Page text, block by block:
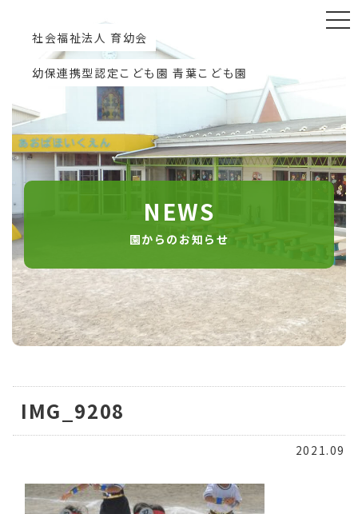
社会福祉法人 育幼会
幼保連携型認定こども園 青葉こども園
NEWS
園からのお知らせ
IMG_9208
2021.09